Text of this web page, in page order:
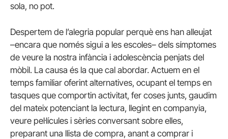
sola, no pot.
Despertem de l’alegria popular perquè ens han alleujat
–encara que només sigui a les escoles– dels símptomes
de veure la nostra infància i adolescència penjats del
mòbil. La causa és la que cal abordar. Actuem en el
temps familiar oferint alternatives, ocupant el temps en
tasques que comportin activitat, fer coses junts, gaudim
del mateix potenciant la lectura, llegint en companyia,
veure pel·lícules i sèries conversant sobre elles,
preparant una llista de compra, anant a comprar i